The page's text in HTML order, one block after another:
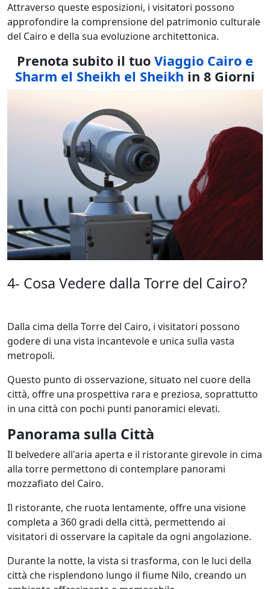
Attraverso queste esposizioni, i visitatori possono
approfondire la comprensione del patrimonio culturale
del Cairo e della sua evoluzione architettonica.
Prenota subito il tuo Viaggio Cairo e
Sharm el Sheikh el Sheikh in 8 Giorni
4- Cosa Vedere dalla Torre del Cairo?
Dalla cima della Torre del Cairo, i visitatori possono
godere di una vista incantevole e unica sulla vasta
metropoli.
Questo punto di osservazione, situato nel cuore della
città, offre una prospettiva rara e preziosa, soprattutto
in una città con pochi punti panoramici elevati.
Panorama sulla Città
Il belvedere all'aria aperta e il ristorante girevole in cima
alla torre permettono di contemplare panorami
mozzafiato del Cairo.
Il ristorante, che ruota lentamente, offre una visione
completa a 360 gradi della città, permettendo ai
visitatori di osservare la capitale da ogni angolazione.
Durante la notte, la vista si trasforma, con le luci della
città che risplendono lungo il fiume Nilo, creando un